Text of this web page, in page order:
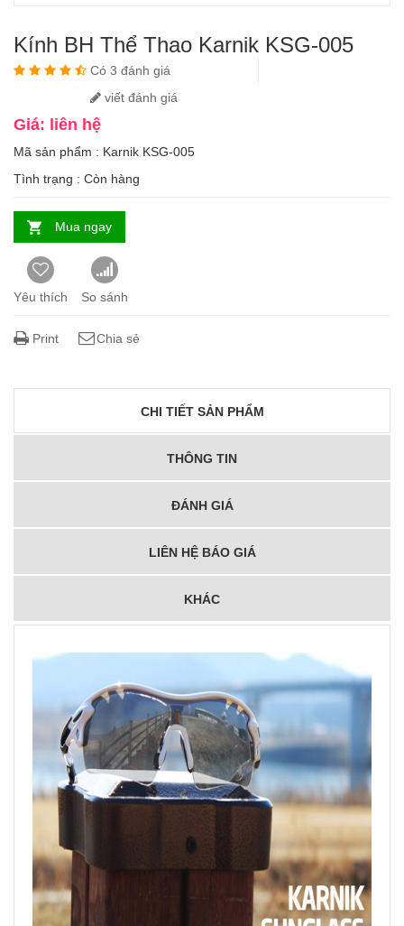
Kính BH Thể Thao Karnik KSG-005
Có 3 đánh giá
viết đánh giá
Giá: liên hệ
Mã sản phẩm : Karnik KSG-005
Tình trạng : Còn hàng
Mua ngay
Yêu thích So sánh
Print Chia sẻ
CHI TIẾT SẢN PHẨM
THÔNG TIN
ĐÁNH GIÁ
LIÊN HỆ BÁO GIÁ
KHÁC